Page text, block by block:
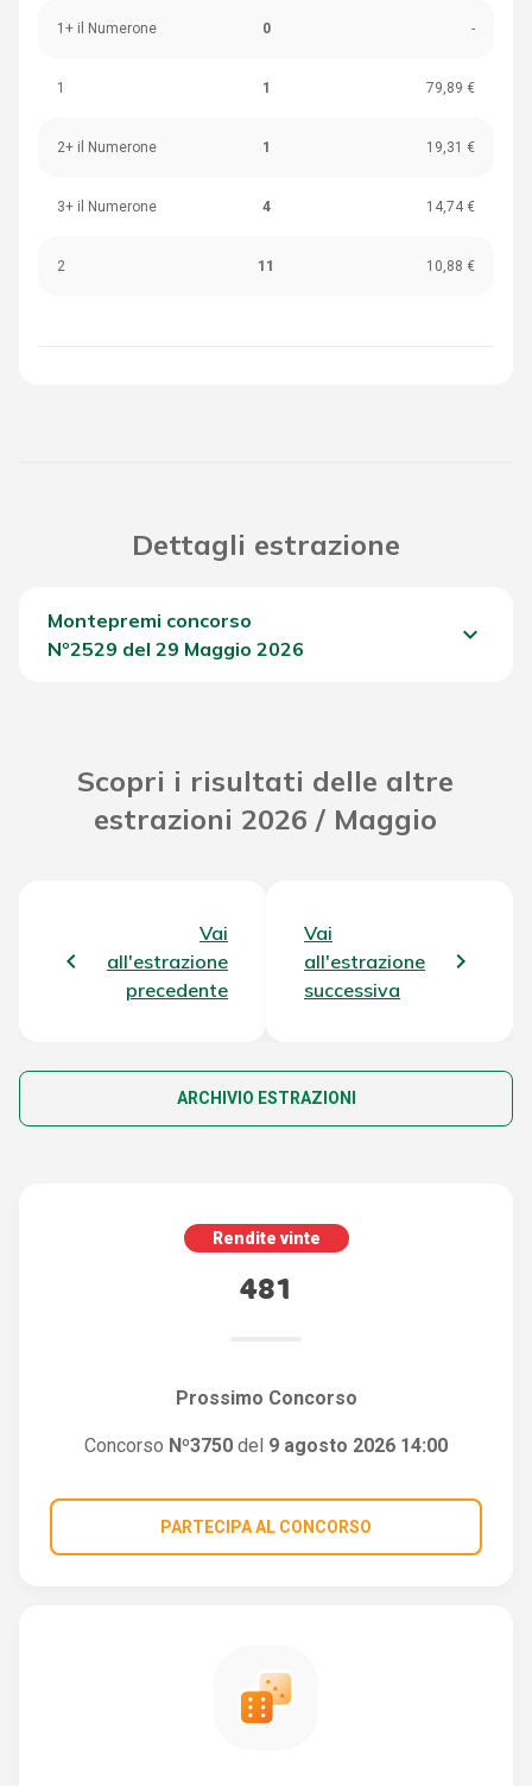
1+ il Numerone 0 -
1 1 79,89 €
2+ il Numerone 1 19,31 €
3+ il Numerone 4 14,74 €
2 11 10,88 €
Dettagli estrazione
Montepremi concorso
Nº2529 del 29 Maggio 2026
keyboard_arrow_down
Scopri i risultati delle altre
estrazioni 2026 / Maggio
Vai
all'estrazione
precedente
Vai
all'estrazione
successiva
ARCHIVIO ESTRAZIONI
Rendite vinte
481
Prossimo Concorso
Concorso Nº3750 del 9 agosto 2026 14:00
PARTECIPA AL CONCORSO